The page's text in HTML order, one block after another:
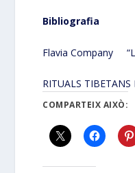
Bibliografia
Flavia Company
RITUALS
COMPARTEIX AIXÒ: